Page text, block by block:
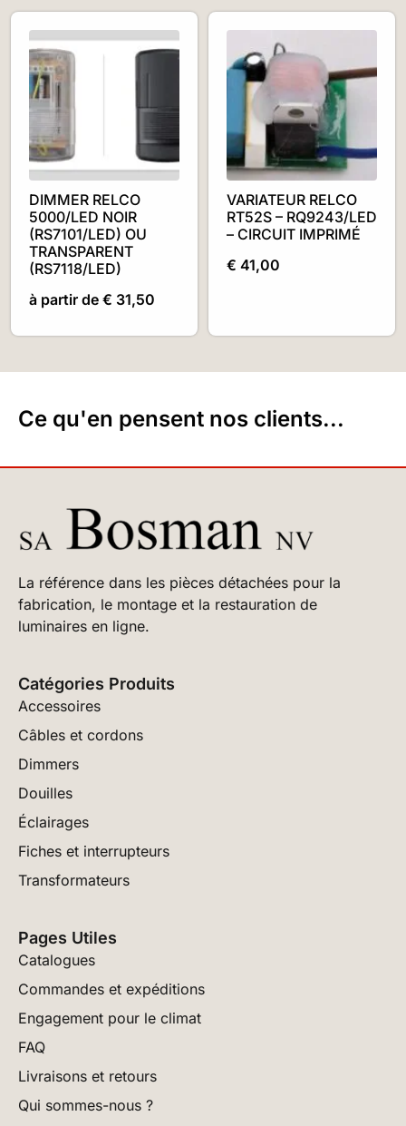
DIMMER RELCO
5000/LED NOIR
(RS7101/LED) OU
TRANSPARENT
(RS7118/LED)
à partir de € 31,50
VARIATEUR RELCO
RT52S – RQ9243/LED
– CIRCUIT IMPRIMÉ
€ 41,00
Ce qu'en pensent nos clients...
La référence dans les pièces détachées pour la
fabrication, le montage et la restauration de
luminaires en ligne.
Catégories Produits
Accessoires
Câbles et cordons
Dimmers
Douilles
Éclairages
Fiches et interrupteurs
Transformateurs
Pages Utiles
Catalogues
Commandes et expéditions
Engagement pour le climat
FAQ
Livraisons et retours
Qui sommes-nous ?